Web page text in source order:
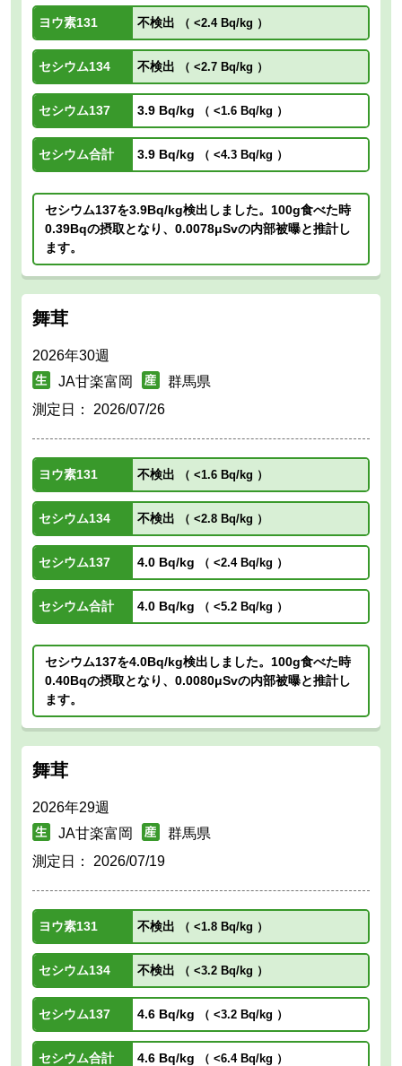
ヨウ素131 不検出 （ <2.4 Bq/kg ）
セシウム134 不検出 （ <2.7 Bq/kg ）
セシウム137 3.9 Bq/kg （ <1.6 Bq/kg ）
セシウム合計 3.9 Bq/kg （ <4.3 Bq/kg ）
セシウム137を3.9Bq/kg検出しました。100g食べた時
0.39Bqの摂取となり、0.0078μSvの内部被曝と推計し
ます。
舞茸
2026年30週
JA甘楽富岡
群馬県
測定日： 2026/07/26
ヨウ素131 不検出 （ <1.6 Bq/kg ）
セシウム134 不検出 （ <2.8 Bq/kg ）
セシウム137 4.0 Bq/kg （ <2.4 Bq/kg ）
セシウム合計 4.0 Bq/kg （ <5.2 Bq/kg ）
セシウム137を4.0Bq/kg検出しました。100g食べた時
0.40Bqの摂取となり、0.0080μSvの内部被曝と推計し
ます。
舞茸
2026年29週
JA甘楽富岡
群馬県
測定日： 2026/07/19
ヨウ素131 不検出 （ <1.8 Bq/kg ）
セシウム134 不検出 （ <3.2 Bq/kg ）
セシウム137 4.6 Bq/kg （ <3.2 Bq/kg ）
セシウム合計 4.6 Bq/kg （ <6.4 Bq/kg ）